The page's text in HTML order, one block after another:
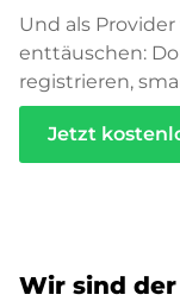
Und als
enttäuschen:
registrieren,
Jetzt
Wir sind